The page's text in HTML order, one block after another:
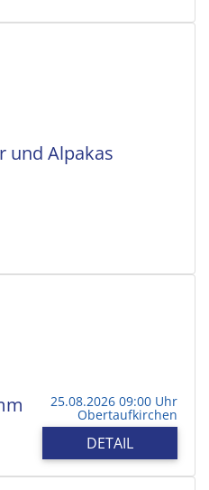
und Alpakas
25.08.2026 09:00 Uhr
Obertaufkirchen
DETAIL